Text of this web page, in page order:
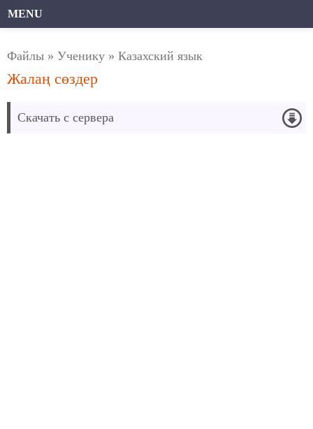
MENU
Файлы » Ученику » Казахский язык
Жалаң сөздер
Скачать с сервера